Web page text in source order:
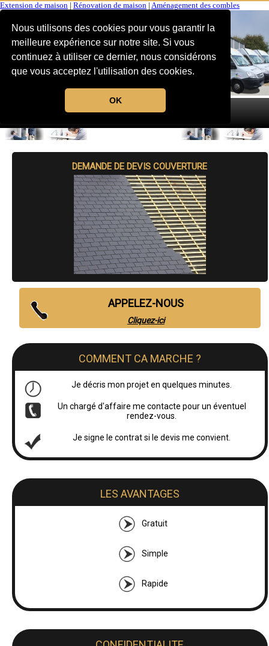
Nous utilisons des cookies pour vous garantir la
meilleure expérience sur notre site. Si vous
continuez à utiliser ce dernier, nous considérons
que vous acceptez l'utilisation des cookies.
OK
Extension de maison Rénovation de maison Aménagement des combles
MENU
DEMANDE DE DEVIS COUVERTURE
APPELEZ-NOUS
Cliquez-ici
COMMENT CA MARCHE ?
Je décris mon projet en quelques minutes.
Un chargé d'affaire me contacte pour un éventuel
rendez-vous.
Je signe le contrat si le devis me convient.
LES AVANTAGES
Gratuit
Simple
Rapide